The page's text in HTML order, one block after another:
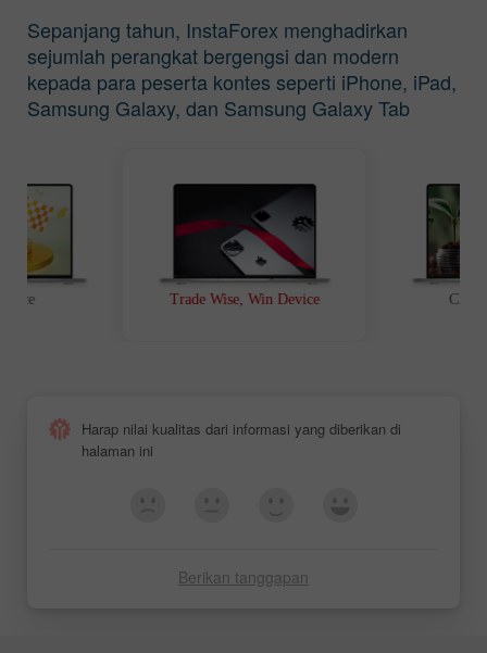
Sepanjang tahun, InstaForex menghadirkan
sejumlah perangkat bergengsi dan modern
kepada para peserta kontes seperti iPhone, iPad,
Samsung Galaxy, dan Samsung Galaxy Tab
Race Trade Wise, Win Device
Harap nilai kualitas dari informasi yang diberikan di
halaman ini
Berikan tanggapan